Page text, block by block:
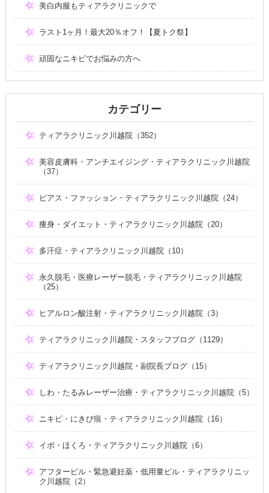
美白内服もティアラクリニックで
ラスト1ヶ月！最大20％オフ！【夏トク祭】
頑固なニキビでお悩みの方へ
カテゴリー
ティアラクリニック川越院（352）
美容皮膚科・アンチエイジング・ティアラクリニック川越院
（37）
ピアス・ファッション・ティアラクリニック川越院（24）
痩身・ダイエット・ティアラクリニック川越院（20）
多汗症・ティアラクリニック川越院（10）
永久脱毛・医療レーザー脱毛・ティアラクリニック川越院
（25）
ヒアルロン酸注射・ティアラクリニック川越院（3）
ティアラクリニック川越院・スタッフブログ（1129）
ティアラクリニック川越院・副院長ブログ（15）
しわ・たるみレーザー治療・ティアラクリニック川越院（5）
ニキビ・にきび痕・ティアラクリニック川越院（16）
イボ・ほくろ・ティアラクリニック川越院（6）
アフターピル・緊急避妊薬・低用量ピル・ティアラクリニッ
ク川越院（2）